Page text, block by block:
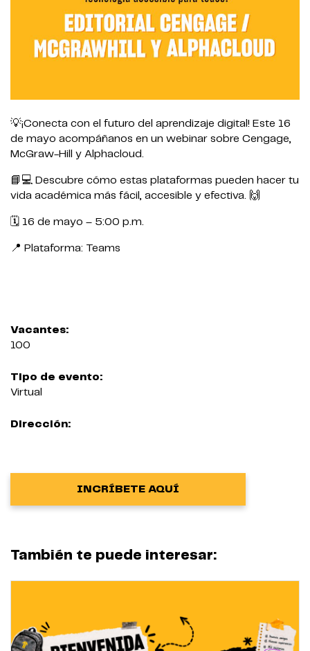
💡¡Conecta con el futuro del aprendizaje digital! Este 16
de mayo acompáñanos en un webinar sobre Cengage,
McGraw-Hill y Alphacloud.
📘💻 Descubre cómo estas plataformas pueden hacer tu
vida académica más fácil, accesible y efectiva. 🙌
🗓️ 16 de mayo – 5:00 p.m.
📍 Plataforma: Teams
Vacantes:
100
Tipo de evento:
Virtual
Dirección:
INCRÍBETE AQUÍ
También te puede interesar: